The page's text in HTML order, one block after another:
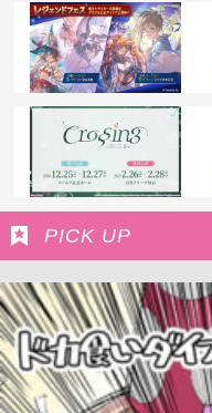
PICK UP